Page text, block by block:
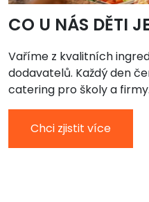
CO U NÁS DĚTI
Vaříme z kvalitních
dodavatelů. Každý den
catering pro školy a firmy.
Chci zjistit více